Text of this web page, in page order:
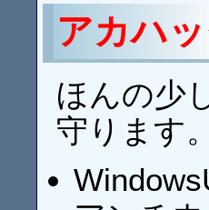
アカハ
ほんの少
守ります。